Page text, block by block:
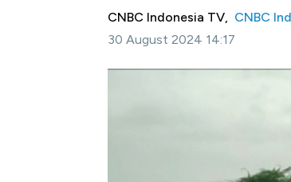
CNBC Indonesia TV, CNBC
30 August 2024 14:17
Simak informasi